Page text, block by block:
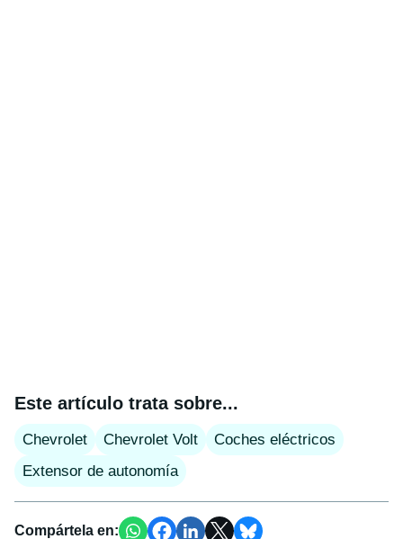
Este artículo trata sobre...
Chevrolet Chevrolet Volt
Coches eléctricos
Extensor de autonomía
Compártela en: